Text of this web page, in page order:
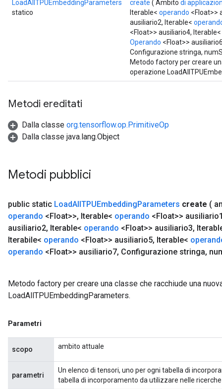
LoadAllTPUEmbeddingParameters
statico
create ( Ambito di
Iterable< operando <Float>>
ausiliario2, Iterable<
<Float>> ausiliario4, Iterable<
Operando <Float>>
Configurazione stringa,
Metodo factory per creare
operazione
Metodi ereditati
Dalla classe org.tensorflow.op.PrimitiveOp
Dalla classe java.lang.Object
Metodi pubblici
public static LoadAllTPUEmbeddingParameters create (
operando <Float>>, Iterable< operando <Float>>
ausiliario2, Iterable< operando <Float>> ausiliario3,
Iterabile< operando <Float>> ausiliario5, Iterable<
operando <Float>> ausiliario7, Configurazione stringa,
Metodo factory per creare una classe che racchiude una
LoadAllTPUEmbeddingParameters.
Parametri
scopo ambito attuale
parametri
Un elenco di tensori, uno per ogni tabella di
tabella di incorporamento da utilizzare nelle